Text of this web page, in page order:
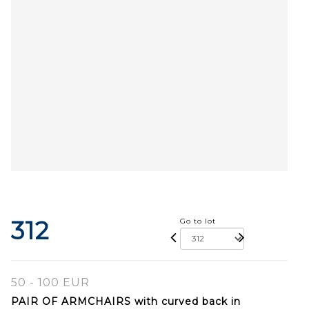
312 Go to lot
50 - 100 EUR
PAIR OF ARMCHAIRS with curved back in